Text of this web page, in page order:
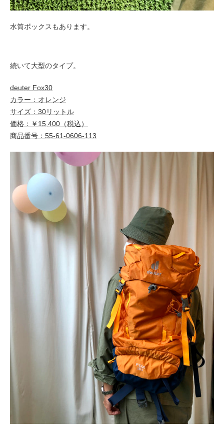
水筒ボックスもあります。
続いて大型のタイプ。
deuter Fox30
カラー：オレンジ
サイズ：30リットル
価格：￥15,400（税込）
商品番号：55-61-0606-113